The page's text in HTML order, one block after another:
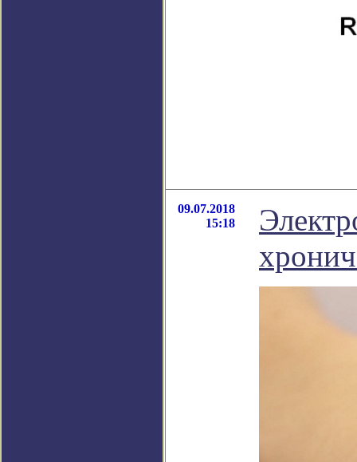
09.07.2018
15:18